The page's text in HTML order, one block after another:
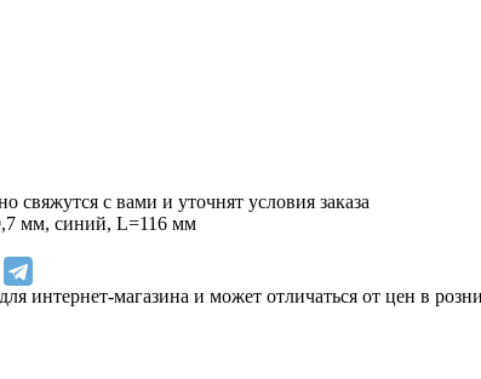
свяжутся с вами и уточнят условия заказа
мм, синий, L=116 мм
интернет-магазина и может отличаться от цен в